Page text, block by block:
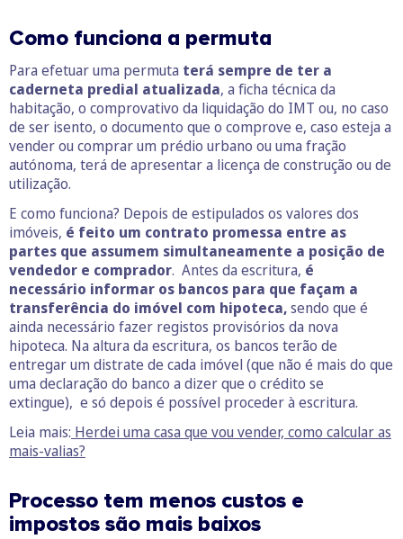
Como funciona a permuta
Para efetuar uma permuta terá sempre de ter a
caderneta predial atualizada, a ficha técnica da
habitação, o comprovativo da liquidação do IMT ou, no caso
de ser isento, o documento que o comprove e, caso esteja a
vender ou comprar um prédio urbano ou uma fração
autónoma, terá de apresentar a licença de construção ou de
utilização.
E como funciona? Depois de estipulados os valores dos
imóveis, é feito um contrato promessa entre as
partes que assumem simultaneamente a posição de
vendedor e comprador. Antes da escritura, é
necessário informar os bancos para que façam a
transferência do imóvel com hipoteca,sendo que é
ainda necessário fazer registos provisórios da nova
hipoteca. Na altura da escritura, os bancos terão de
entregar um distrate de cada imóvel (que não é mais do que
uma declaração do banco a dizer que o crédito se
extingue), e só depois é possível proceder à escritura.
Leia mais: Herdei uma casa que vou vender, como calcular as
mais-valias?
Processo tem menos custos e
impostos são mais baixos